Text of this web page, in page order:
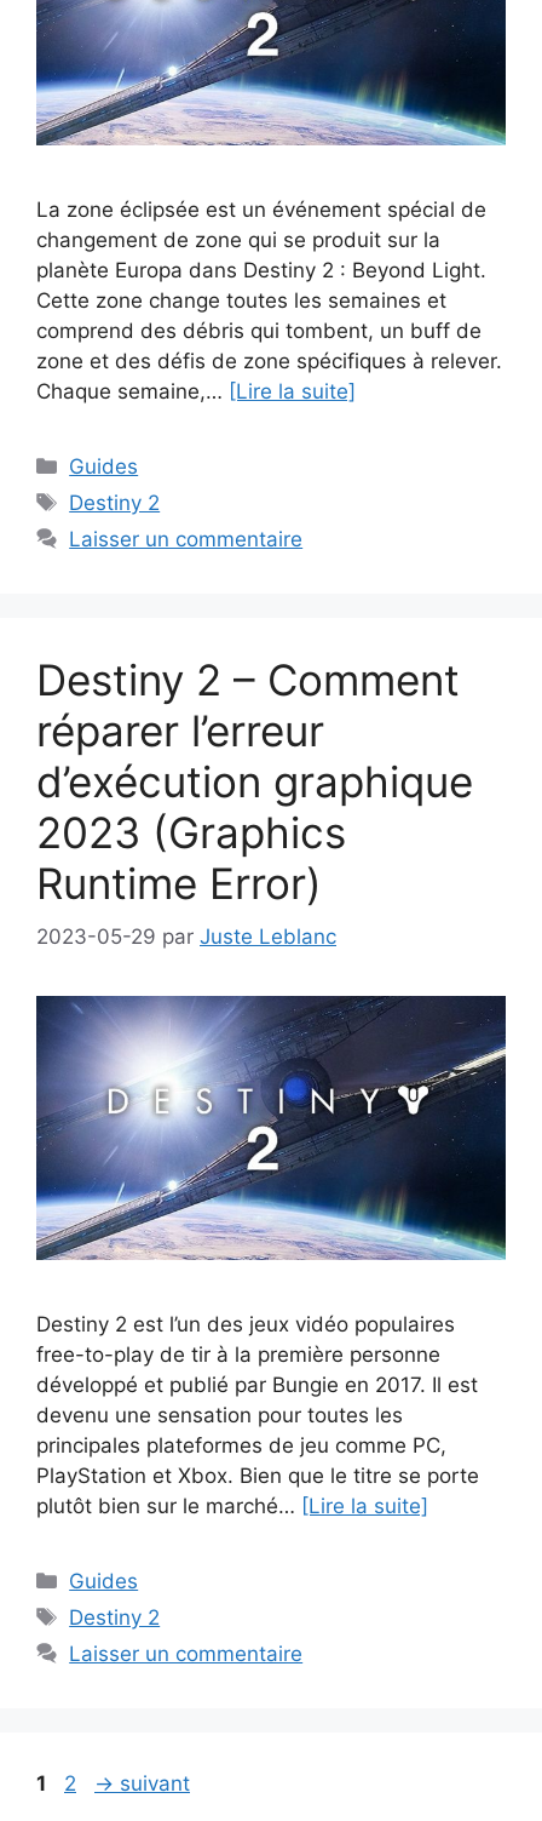
La zone éclipsée est un événement spécial de
changement de zone qui se produit sur la
planète Europa dans Destiny 2 : Beyond Light.
Cette zone change toutes les semaines et
comprend des débris qui tombent, un buff de
zone et des défis de zone spécifiques à relever.
Chaque semaine,… [Lire la suite]
Catégories
Guides
Étiquettes
Destiny 2
Laisser un commentaire
Destiny 2 – Comment
réparer l’erreur
d’exécution graphique
2023 (Graphics
Runtime Error)
2023-05-29 par Juste Leblanc
Destiny 2 est l’un des jeux vidéo populaires
free-to-play de tir à la première personne
développé et publié par Bungie en 2017. Il est
devenu une sensation pour toutes les
principales plateformes de jeu comme PC,
PlayStation et Xbox. Bien que le titre se porte
plutôt bien sur le marché… [Lire la suite]
Catégories
Guides
Étiquettes
Destiny 2
Laisser un commentaire
Page
1 Page
2 → suivant